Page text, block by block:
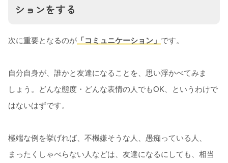
ションをする
次に重要となるのが 「コミュニケーション」 です。
自分自身が、誰かと友達になることを、思い浮かべてみま
しょう。どんな態度・どんな表情の人でもOK、というわけで
はないはずです。
極端な例を挙げれば、不機嫌そうな人、愚痴っている人、
まったくしゃべらない人などは、友達になるにしても、相当